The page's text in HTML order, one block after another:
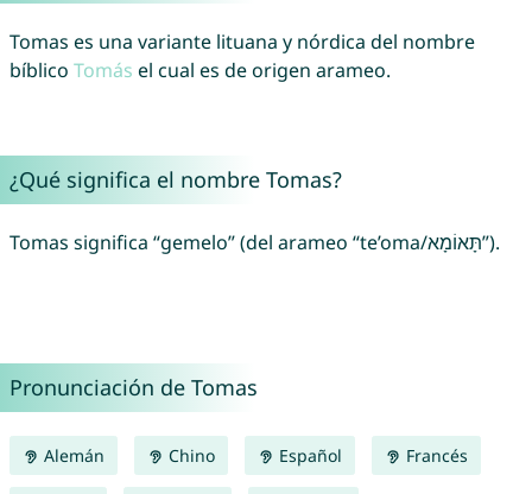
Tomas es una variante lituana y nórdica del nombre
bíblico Tomás el cual es de origen arameo.
¿Qué significa el nombre Tomas?
Tomas significa “gemelo” (del arameo “te’oma/תָּאוֹמָא”).
Pronunciación de Tomas
Alemán Chino Español Francés